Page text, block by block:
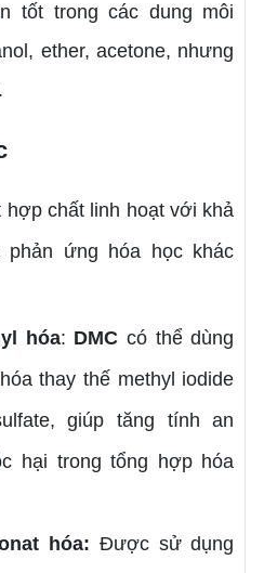
tốt trong các dung môi
ether, acetone, nhưng
hợp chất linh hoạt với khả
phản ứng hóa học khác
hóa: DMC có thể dùng
thay thế methyl iodide
giúp tăng tính an
hại trong tổng hợp hóa
hóa: Được sử dụng